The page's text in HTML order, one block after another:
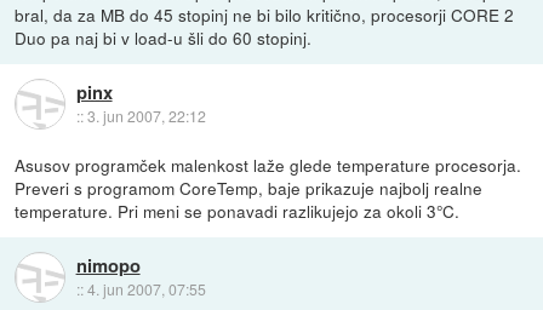
bral, da za MB do 45 stopinj ne bi bilo kritično, procesorji CORE 2
Duo pa naj bi v load-u šli do 60 stopinj.
pinx
::3. jun 2007, 22:12
Asusov programček malenkost laže glede temperature procesorja.
Preveri s programom CoreTemp, baje prikazuje najbolj realne
temperature. Pri meni se ponavadi razlikujejo za okoli 3°C.
nimopo
::4. jun 2007, 07:55